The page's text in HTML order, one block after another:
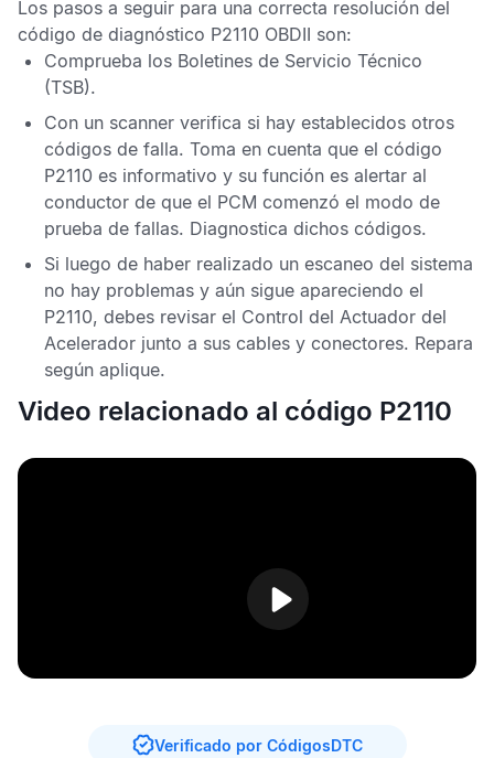
Los pasos a seguir para una correcta resolución del
código de diagnóstico P2110 OBDII son:
Comprueba los Boletines de Servicio Técnico
(TSB).
Con un scanner verifica si hay establecidos otros
códigos de falla. Toma en cuenta que el código
P2110 es informativo y su función es alertar al
conductor de que el PCM comenzó el modo de
prueba de fallas. Diagnostica dichos códigos.
Si luego de haber realizado un escaneo del sistema
no hay problemas y aún sigue apareciendo el
P2110, debes revisar el Control del Actuador del
Acelerador junto a sus cables y conectores. Repara
según aplique.
Video relacionado al código P2110
Verificado por CódigosDTC